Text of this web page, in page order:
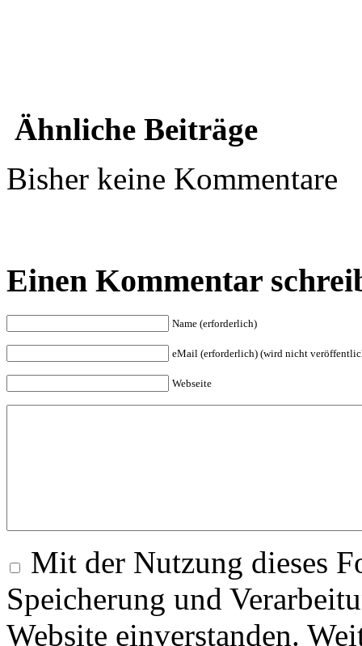
Ähnliche Beiträge
Bisher keine Kommentare
Einen Kommentar
Name (erforderlich)
eMail (erforderlich) (wird nicht
Webseite
Mit der Nutzung dieses
Speicherung und
Website einverstanden.